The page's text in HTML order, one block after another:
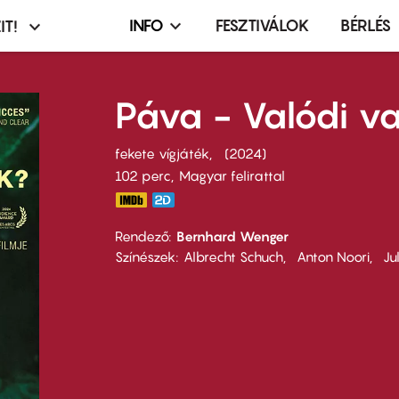
Infó,
terembérlés
menü
INFO FESZTIVÁLOK BÉRLÉS
Páva - Valódi
fekete vígjáték
2024
102 perc,
Magyar felirattal
Rendező Bernhard Wenger
Színészek
Albrecht Schuch Anton Noori